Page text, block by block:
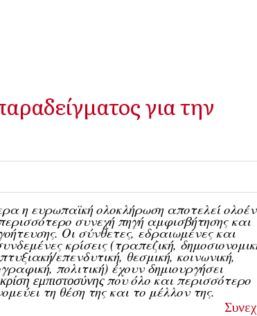
για την
η ευρωπαϊκή ολοκλήρωση αποτελεί
συνεχή πηγή αμφισβήτησης και
Οι σύνθετες, εδραιωμένες και
κρίσεις (τραπεζική,
επενδυτική, θεσμική, κοινωνική,
πολιτική) έχουν δημιουργήσει
κρίση εμπιστοσύνηςπου όλο και περισσότερο
τη θέση της και το μέλλον της.